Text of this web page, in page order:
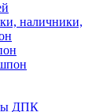
наличники,
ДПК